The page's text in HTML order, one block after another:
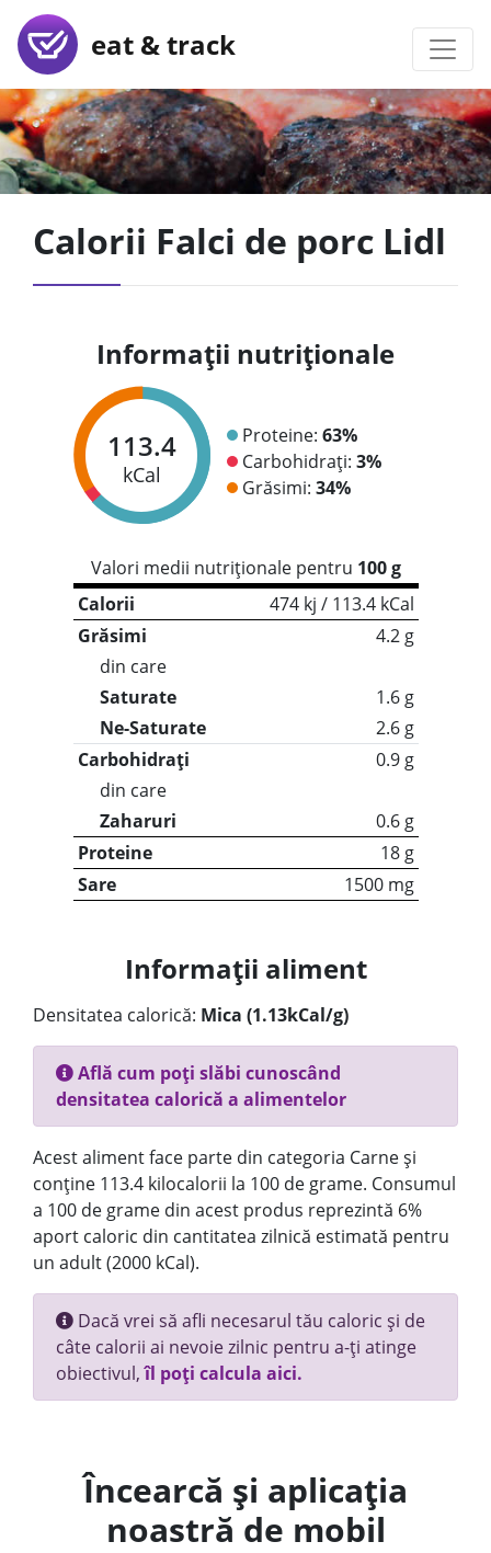
eat & track
Calorii Falci de porc Lidl
Informații nutriționale
113.4
kCal
Proteine: 63%
Carbohidrați: 3%
Grăsimi: 34%
Valori medii nutriționale pentru 100 g
Calorii
474 kj / 113.4 kCal
Grăsimi
4.2 g
din care
Saturate
1.6 g
Ne-Saturate
2.6 g
Carbohidrați
0.9 g
din care
Zaharuri
0.6 g
Proteine
18 g
Sare
1500 mg
Informații aliment
Densitatea calorică: Mica (1.13kCal/g)
Află cum poți slăbi cunoscând
densitatea calorică a alimentelor
Acest aliment face parte din categoria Carne și
conține 113.4 kilocalorii la 100 de grame. Consumul
a 100 de grame din acest produs reprezintă 6%
aport caloric din cantitatea zilnică estimată pentru
un adult (2000 kCal).
Dacă vrei să afli necesarul tău caloric și de
câte calorii ai nevoie zilnic pentru a-ți atinge
obiectivul,îl poți calcula aici.
Încearcă și aplicația
noastră de mobil